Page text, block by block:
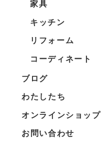
家具
キッチン
リフォーム
コーディネート
ブログ
わたしたち
オンラインショップ
お問い合わせ